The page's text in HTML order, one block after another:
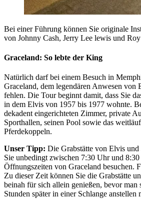
Bei einer Führung können Sie originale
von Johnny Cash, Jerry Lee lewis und
Graceland: So lebte der King
Natürlich darf bei einem Besuch in
Graceland, dem legendären Anwesen von
fehlen. Die Tour beginnt damit, dass Sie
in dem Elvis von 1957 bis 1977 wohnte.
dekadent eingerichteten Zimmer, private
Sporthallen, seinen Pool sowie das
Pferdekoppeln.
Unser Tipp: Die Grabstätte von Elvis
Sie unbedingt zwischen 7:30 Uhr und
Öffnungszeiten von Graceland besuchen.
Zu dieser Zeit können Sie die Grabstätte
beinah für sich allein genießen, bevor man
Stunden später in einer Schlange anstellen